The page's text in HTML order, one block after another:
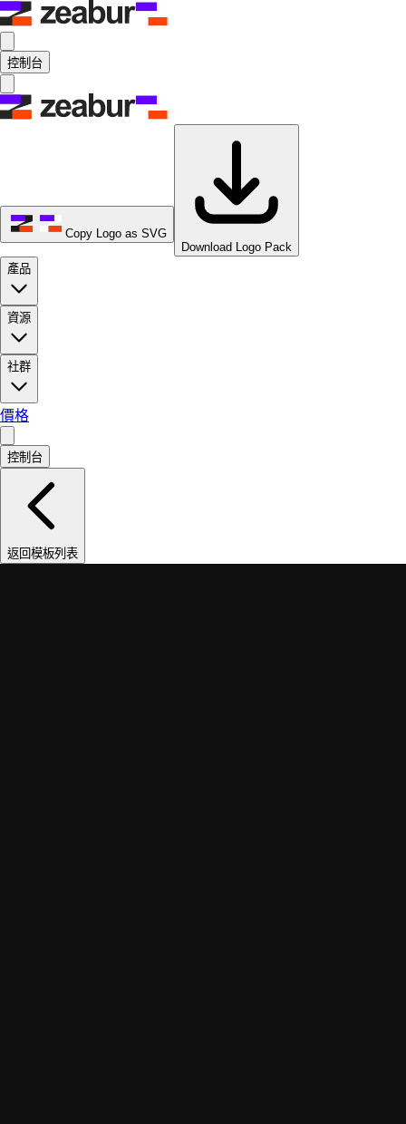
控制台
Copy Logo as SVG
Download Logo Pack
產品
資源
社群
價格
控制台
返回模板列表